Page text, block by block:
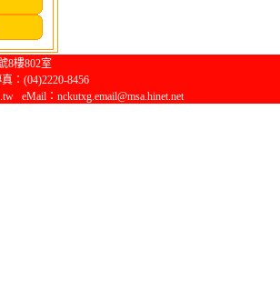
8樓802室
：(04)2220-8456
eMail：nckutxg.email@msa.hinet.net